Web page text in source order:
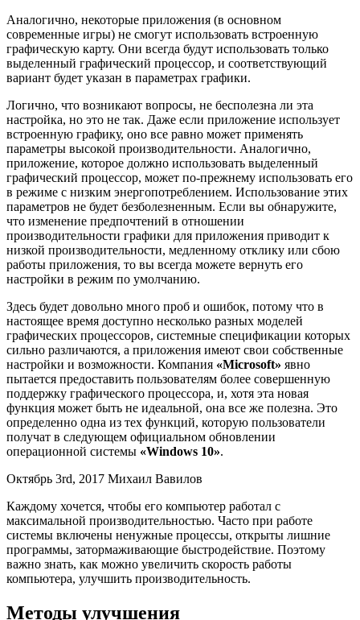
Аналогично, некоторые приложения (в основном
современные игры) не смогут использовать встроенную
графическую карту. Они всегда будут использовать только
выделенный графический процессор, и соответствующий
вариант будет указан в параметрах графики.
Логично, что возникают вопросы, не бесполезна ли эта
настройка, но это не так. Даже если приложение использует
встроенную графику, оно все равно может применять
параметры высокой производительности. Аналогично,
приложение, которое должно использовать выделенный
графический процессор, может по-прежнему использовать его
в режиме с низким энергопотреблением. Использование этих
параметров не будет безболезненным. Если вы обнаружите,
что изменение предпочтений в отношении
производительности графики для приложения приводит к
низкой производительности, медленному отклику или сбою
работы приложения, то вы всегда можете вернуть его
настройки в режим по умолчанию.
Здесь будет довольно много проб и ошибок, потому что в
настоящее время доступно несколько разных моделей
графических процессоров, системные спецификации которых
сильно различаются, а приложения имеют свои собственные
настройки и возможности. Компания «Microsoft» явно
пытается предоставить пользователям более совершенную
поддержку графического процессора, и, хотя эта новая
функция может быть не идеальной, она все же полезна. Это
определенно одна из тех функций, которую пользователи
получат в следующем официальном обновлении
операционной системы «Windows 10».
Октябрь 3rd, 2017 Михаил Вавилов
Каждому хочется, чтобы его компьютер работал с
максимальной производительностью. Часто при работе
системы включены ненужные процессы, открыты лишние
программы, затормаживающие быстродействие. Поэтому
важно знать, как можно увеличить скорость работы
компьютера, улучшить производительность.
Методы улучшения